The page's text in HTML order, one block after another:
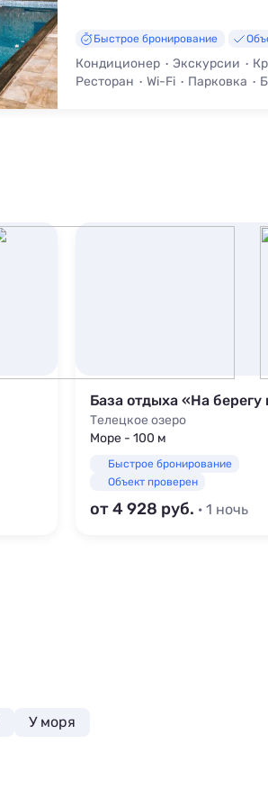
Быстрое бронирование
Кондиционер Экскурсии
Ресторан
Wi-Fi Парковка
Телецкое озеро
Море - 100 м
Быстрое бронирование
Объект проверен
от 4 928 · 1 ночь
У моря